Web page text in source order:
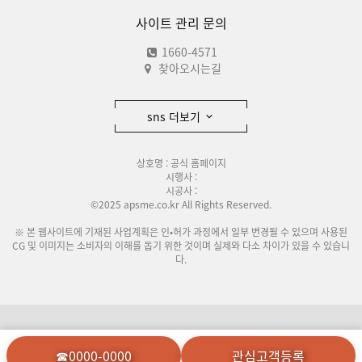
사이트 관리 문의
1660-4571
찾아오시는길
sns 더보기
상호명 : 공식 홈페이지
시행사 :
시공사 :
©2025 apsme.co.kr All Rights Reserved.
※ 본 웹사이트에 기재된 사업계획은 인•허가 과정에서 일부 변경될 수 있으며 사용된
CG 및 이미지는 소비자의 이해를 돕기 위한 것이며 실제와 다소 차이가 있을 수 있습니
다.
이용안내 개인정보처리방침
☎0000-0000 관심고객등록